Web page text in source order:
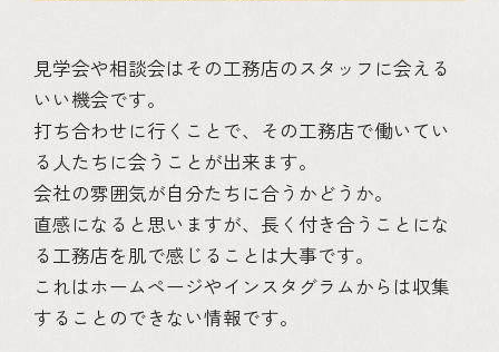
見学会や相談会はその工務店のスタッフに会える
いい機会です。
打ち合わせに行くことで、その工務店で働いてい
る人たちに会うことが出来ます。
会社の雰囲気が自分たちに合うかどうか。
直感になると思いますが、長く付き合うことにな
る工務店を肌で感じることは大事です。
これはホームページやインスタグラムからは収集
することのできない情報です。